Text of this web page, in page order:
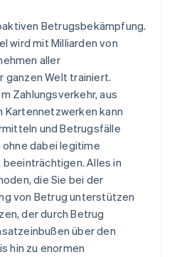
Betrugsbekämpfung.
wird mit Milliarden von
aller
ganzen Welt trainiert.
Zahlungsverkehr, aus
Kartennetzwerken kann
und Betrugsfälle
dabei legitime
beeinträchtigen. Alles in
die Sie bei der
von Betrug unterstützen
der durch Betrug
über den
hin zu enormen